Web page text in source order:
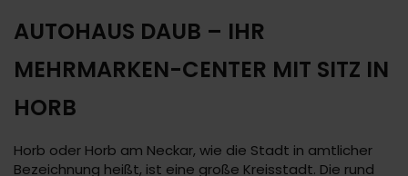
AUTOHAUS DAUB – IHR
MEHRMARKEN-CENTER MIT SITZ IN
HORB
Horb oder Horb am Neckar, wie die Stadt in amtlicher
Bezeichnung heißt, ist eine große Kreisstadt. Die rund